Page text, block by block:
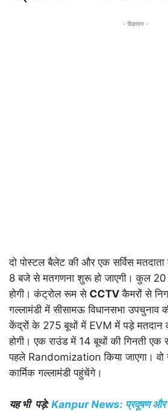
- विज्ञापन -
दो पोस्टल बैलेट की और एक सर्विस
8 बजे से मतगणना शुरू हो जाएगी। कुल 20
होगी। कंट्रोल रूम से CCTVकैमरों से
गल्लामंडी में सीसामऊ विधानसभा उपचुनाव
केंद्रों के 275 बूथों में EVM में पड़े मतदान
होगी। एक राउंड में 14 बूथों की गिनती एक
पहले Randomization किया जाएगा।
कार्मिक गल्लामंडी पहुंचेंगे।
यह भी पड़े: Kanpur News: प्रदूषण और